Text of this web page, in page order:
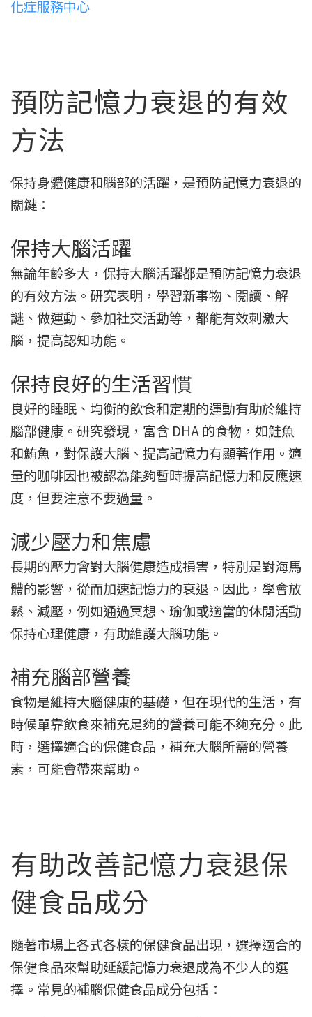
化症服務中心
預防記憶力衰退的有效
方法
保持身體健康和腦部的活躍，是預防記憶力衰退的
關鍵：
保持大腦活躍
無論年齡多大，保持大腦活躍都是預防記憶力衰退
的有效方法。研究表明，學習新事物、閱讀、解
謎、做運動、參加社交活動等，都能有效刺激大
腦，提高認知功能。
保持良好的生活習慣
良好的睡眠、均衡的飲食和定期的運動有助於維持
腦部健康。研究發現，富含 DHA 的食物，如鮭魚
和鮪魚，對保護大腦、提高記憶力有顯著作用。適
量的咖啡因也被認為能夠暫時提高記憶力和反應速
度，但要注意不要過量。
減少壓力和焦慮
長期的壓力會對大腦健康造成損害，特別是對海馬
體的影響，從而加速記憶力的衰退。因此，學會放
鬆、減壓，例如通過冥想、瑜伽或適當的休閒活動
保持心理健康，有助維護大腦功能。
補充腦部營養
食物是維持大腦健康的基礎，但在現代的生活，有
時候單靠飲食來補充足夠的營養可能不夠充分。此
時，選擇適合的保健食品，補充大腦所需的營養
素，可能會帶來幫助。
有助改善記憶力衰退保
健食品成分
隨著市場上各式各樣的保健食品出現，選擇適合的
保健食品來幫助延緩記憶力衰退成為不少人的選
擇。常見的補腦保健食品成分包括：